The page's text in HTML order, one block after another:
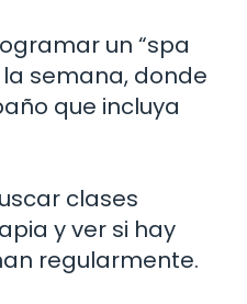
un “spa
la semana, donde
que incluya
clases
y ver si hay
regularmente.